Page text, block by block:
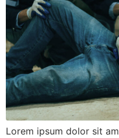
Lorem ipsum dolor sit